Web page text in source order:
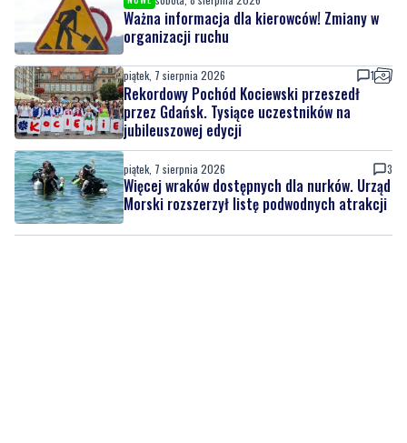
piątek, 7 sierpnia 2026
Rekordowy Pochód Kociewski przeszedł
przez Gdańsk. Tysiące uczestników na
jubileuszowej edycji
piątek, 7 sierpnia 2026
Więcej wraków dostępnych dla nurków. Urząd
Morski rozszerzył listę podwodnych atrakcji